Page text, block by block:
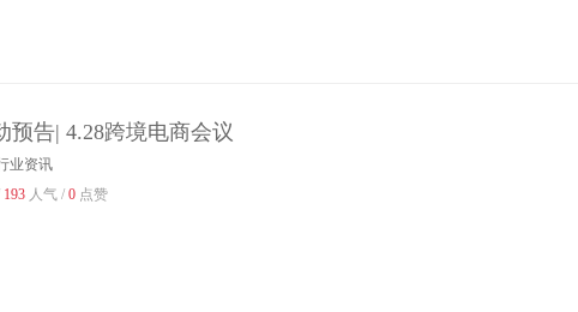
预告| 4.28跨境电商会议
业资讯
193 人气 / 0 点赞